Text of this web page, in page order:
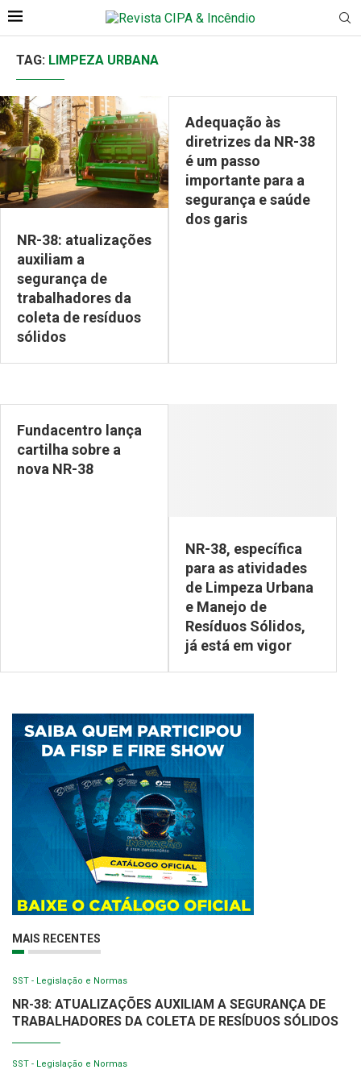
TAG: LIMPEZA URBANA
NR-38: atualizações
auxiliam a
segurança de
trabalhadores da
coleta de resíduos
sólidos
Adequação às
diretrizes da NR-38
é um passo
importante para a
segurança e saúde
dos garis
Fundacentro lança
cartilha sobre a
nova NR-38
NR-38, específica
para as atividades
de Limpeza Urbana
e Manejo de
Resíduos Sólidos,
já está em vigor
MAIS RECENTES
SST - Legislação e Normas
NR-38: ATUALIZAÇÕES AUXILIAM A SEGURANÇA DE
TRABALHADORES DA COLETA DE RESÍDUOS SÓLIDOS
SST - Legislação e Normas